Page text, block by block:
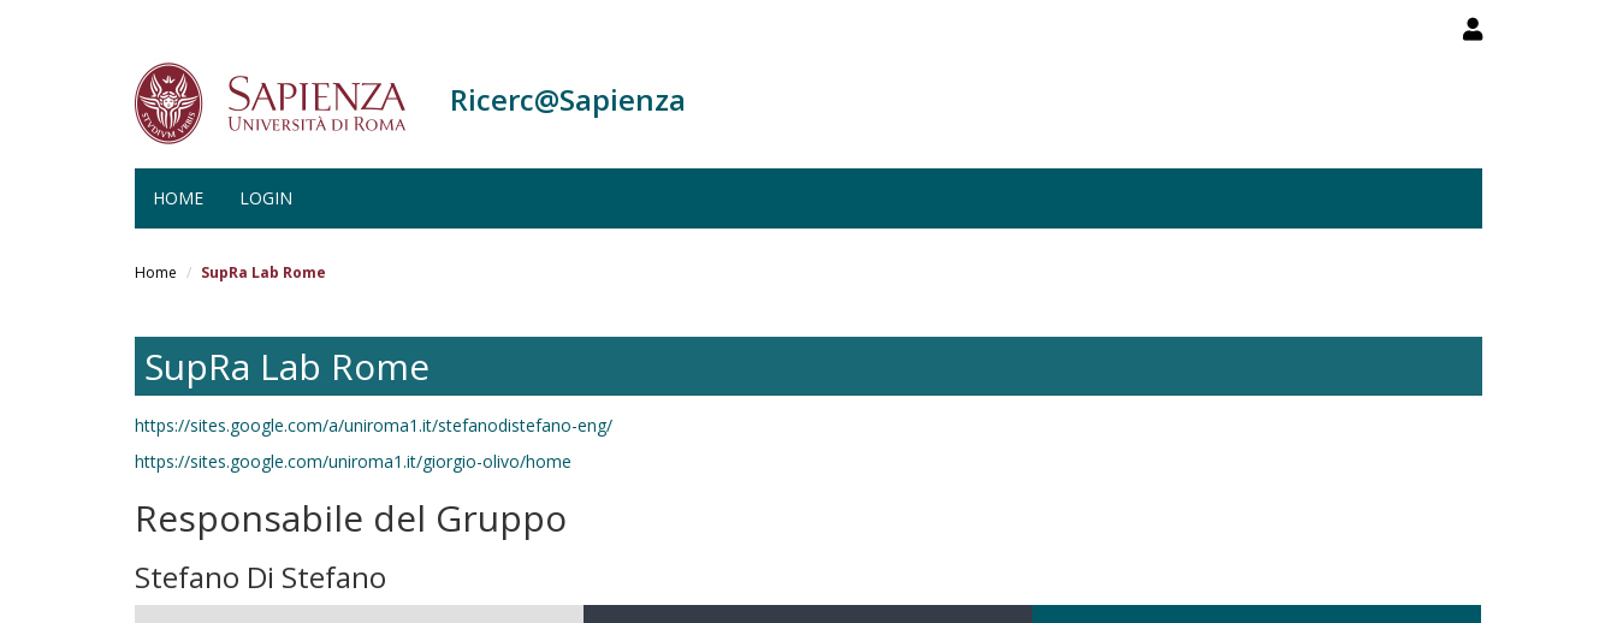
Ricerc@Sapienza
HOME LOGIN
Home SupRa Lab Rome
SupRa Lab Rome
https://sites.google.com/a/uniroma1.it/stefanodistefano-eng/
https://sites.google.com/uniroma1.it/giorgio-olivo/home
Responsabile del Gruppo
Stefano Di Stefano